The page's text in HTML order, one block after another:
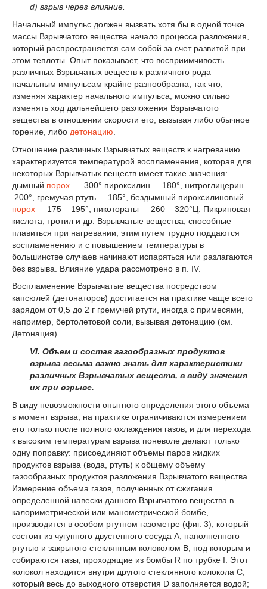
d) взрыв через влияние.
Начальный импульс должен вызвать хотя бы в одной точке
массы Взрывчатого вещества начало процесса разложения,
который распространяется сам собой за счет развитой при
этом теплоты. Опыт показывает, что восприимчивость
различных Взрывчатых веществ к различного рода
начальным импульсам крайне разнообразна, так что,
изменяя характер начального импульса, можно сильно
изменять ход дальнейшего разложения Взрывчатого
вещества в отношении скорости его, вызывая либо обычное
горение, либо детонацию
Отношение различных Взрывчатых веществ к нагреванию
характеризуется температурой воспламенения, которая для
некоторых Взрывчатых веществ имеет такие значения:
дымный порох – 300° пироксилин – 180°, нитроглицерин –
200°, гремучая ртуть – 185°, бездымный пироксилиновый
порох – 175 – 195°, пикотораты – 260 – 320°Ц. Пикриновая
кислота, тротил и др. Взрывчатые вещества, способные
плавиться при нагревании, этим путем трудно поддаются
воспламенению и с повышением температуры в
большинстве случаев начинают испаряться или разлагаются
без взрыва. Влияние удара рассмотрено в п. IV.
Воспламенение Взрывчатые вещества посредством
капсюлей (детонаторов) достигается на практике чаще всего
зарядом от 0,5 до 2 г гремучей ртути, иногда с примесями,
например, бертолетовой соли, вызывая детонацию (см.
Детонация).
VI. Объем и состав газообразных продуктов
взрыва весьма важно знать для характеристики
различных Взрывчатых веществ, в виду значения
их при взрыве.
В виду невозможности опытного определения этого объема
в момент взрыва, на практике ограничиваются измерением
его только после полного охлаждения газов, и для перехода
к высоким температурам взрыва поневоле делают только
одну поправку: присоединяют объемы паров жидких
продуктов взрыва (вода, ртуть) к общему объему
газообразных продуктов разложения Взрывчатого вещества.
Измерение объема газов, полученных от сжигания
определенной навески данного Взрывчатого вещества в
калориметрической или манометрической бомбе,
производится в особом ртутном газометре (фиг. 3), который
состоит из чугунного двустенного сосуда А, наполненного
ртутью и закрытого стеклянным колоколом В, под которым и
собираются газы, проходящие из бомбы R по трубке I. Этот
колокол находится внутри другого стеклянного колокола С,
который весь до выходного отверстия D заполняется водой;